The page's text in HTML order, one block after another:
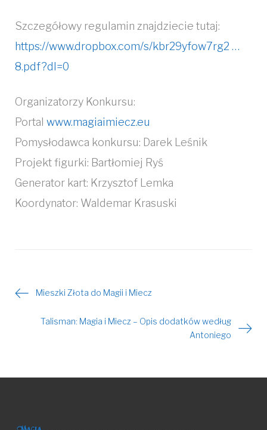
Szczegółowy regulamin znajdziecie tutaj:
https://www.dropbox.com/s/kbr29yfow7rg2 …
8.pdf?dl=0
Organizatorzy Konkursu:
Portal www.magiaimiecz.eu
Pomysłodawca konkursu: Darek Leśnik
Projekt figurki: Bartłomiej Ryś
Generator kart: Krzysztof Lemka
Koordynator: Waldemar Krasuski
Nawigacja
wpisu
Mieszki Złota do Magii i Miecz
Talisman: Magia i Miecz – Opis dodatków według
Antoniego